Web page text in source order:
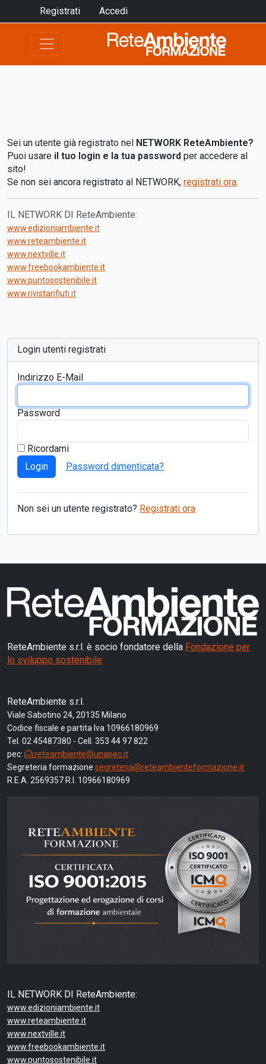
Registrati Accedi
Sei un utente già registrato nel NETWORK ReteAmbiente?
Puoi usare il tuo login e la tua password per accedere al
sito!
Se non sei ancora registrato al NETWORK, registrati ora.
IL NETWORK DI ReteAmbiente:
www.edizioniambiente.it
www.reteambiente.it
www.nextville.it
www.freebookambiente.it
www.puntosostenibile.it
www.rivistarifiuti.it
Login utenti registrati
Indirizzo E-Mail
Password
Ricordami
Login
Password dimenticata?
Non sei un utente registrato? Registrati ora
ReteAmbiente s.r.l. è socio fondatore della Fondazione per
lo sviluppo sostenibile
ReteAmbiente s.r.l.
Viale Sabotino 24, 20135 Milano
Codice fiscale e partita Iva 10966180969
Tel. 02 45487380 - Cell. 353 44 97 822
pec:
reteambiente@unapec.it
Segreteria formazione segreteria@reteambienteformazione.it
R.E.A. 2569357 R.I. 10966180969
IL NETWORK DI ReteAmbiente:
www.edizioniambiente.it
www.reteambiente.it
www.nextville.it
www.freebookambiente.it
www.puntosostenibile.it